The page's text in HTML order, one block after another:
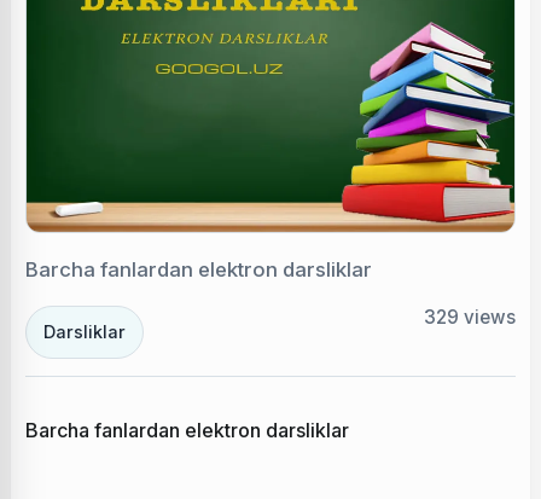
Barcha fanlardan elektron darsliklar
Darsliklar
329 views
Barcha fanlardan elektron darsliklar